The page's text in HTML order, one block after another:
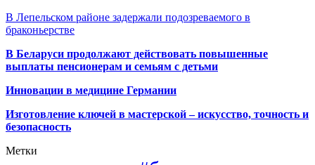
В Лепельском районе задержали подозреваемого в
браконьерстве
В Беларуси продолжают действовать повышенные
выплаты пенсионерам и семьям с детьми
Инновации в медицине Германии
Изготовление ключей в мастерской – искусство, точность и
безопасность
Метки